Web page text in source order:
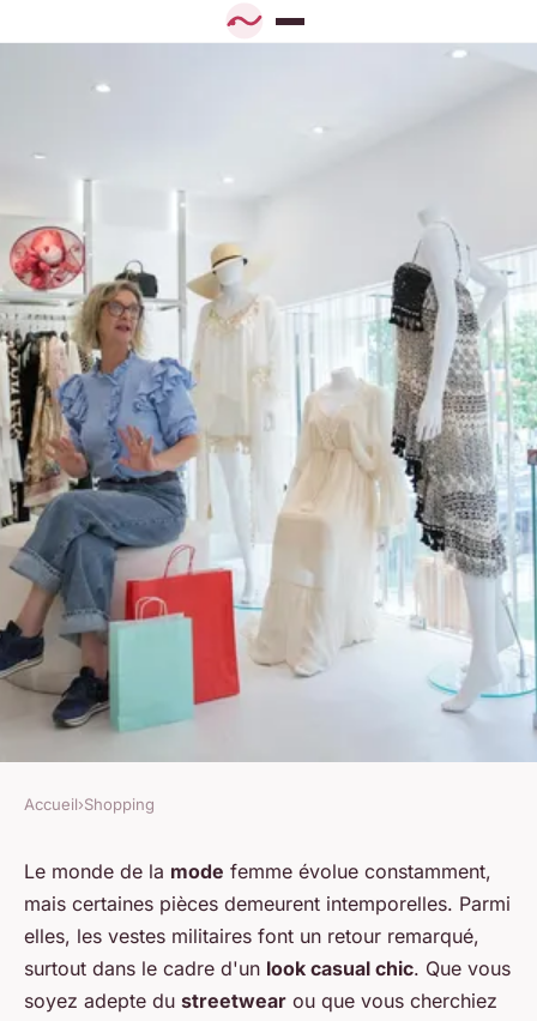
SHOPPING
Quels types de vestes
militaires privilégier pour un
look casual chic?
Julia•27 juin 2024•6 min de lecture
Accueil›Shopping
Le monde de la mode femme évolue constamment,
mais certaines pièces demeurent intemporelles. Parmi
elles, les vestes militaires font un retour remarqué,
surtout dans le cadre d'un look casual chic. Que vous
soyez adepte du streetwear ou que vous cherchiez